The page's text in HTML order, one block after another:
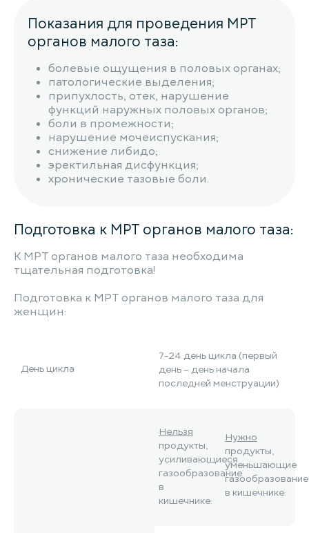
Показания для проведения МРТ
органов малого таза:
болевые ощущения в половых органах;
патологические выделения;
припухлость, отек, нарушение
функций наружных половых органов;
боли в промежности;
нарушение мочеиспускания;
снижение либидо;
эректильная дисфункция;
хронические тазовые боли.
Подготовка к МРТ органов малого таза:
К МРТ органов малого таза необходима
тщательная подготовка!
Подготовка к МРТ органов малого таза для
женщин:
День цикла
7-24 день цикла (первый
день – день начала
последней менструации)
Нельзя
продукты,
усиливающиеся
газообразование
в
кишечнике:
Нужно
продукты,
уменьшающие
газообразование
в кишечнике: